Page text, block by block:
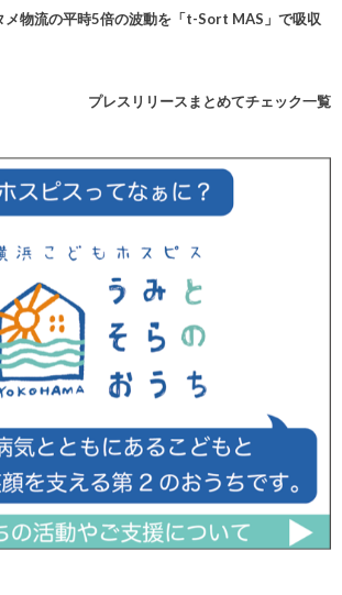
メ物流の平時5倍の波動を「t-Sort MAS」で吸収
プレスリリースまとめてチェック一覧